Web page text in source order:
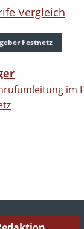
Vergleich
Festnetz
im